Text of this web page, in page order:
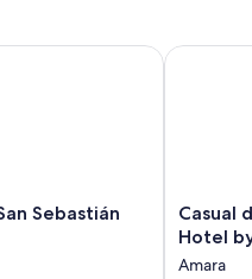
de la habitación
Televisiones de pantalla plana
Armarios o roperos,
Sebastián
Casual
de
Olas
Casual
Hotel
Amara
Casual de